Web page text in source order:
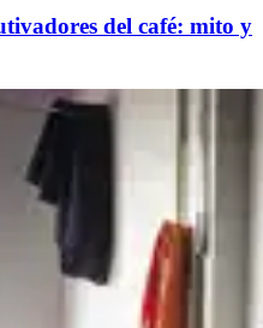
del café: mito y